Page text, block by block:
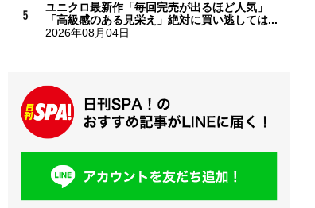
ユニクロ最新作「毎回完売が出るほど人気」
「高級感のある見栄え」絶対に買い逃しては...
2026年08月04日